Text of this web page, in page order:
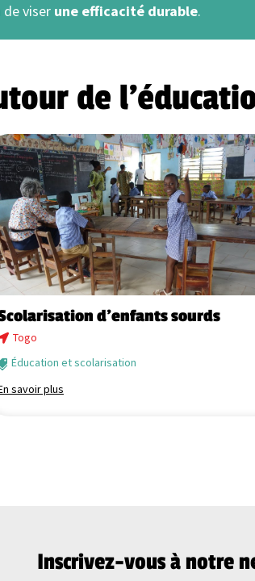
viser une efficacité durable.
de
d’enfants sourds
Togo
Éducation et scolarisation
savoir plus
Inscrivez-vous à notre